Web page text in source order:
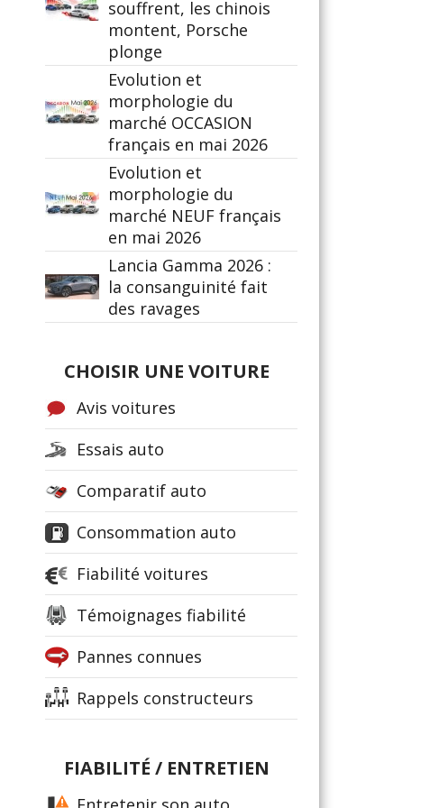
souffrent, les chinois
montent, Porsche
plonge
Evolution et
morphologie du
marché OCCASION
français en mai 2026
Evolution et
morphologie du
marché NEUF français
en mai 2026
Lancia Gamma 2026 :
la consanguinité fait
des ravages
CHOISIR UNE VOITURE
Avis voitures
Essais auto
Comparatif auto
Consommation auto
Fiabilité voitures
Témoignages fiabilité
Pannes connues
Rappels constructeurs
FIABILITÉ / ENTRETIEN